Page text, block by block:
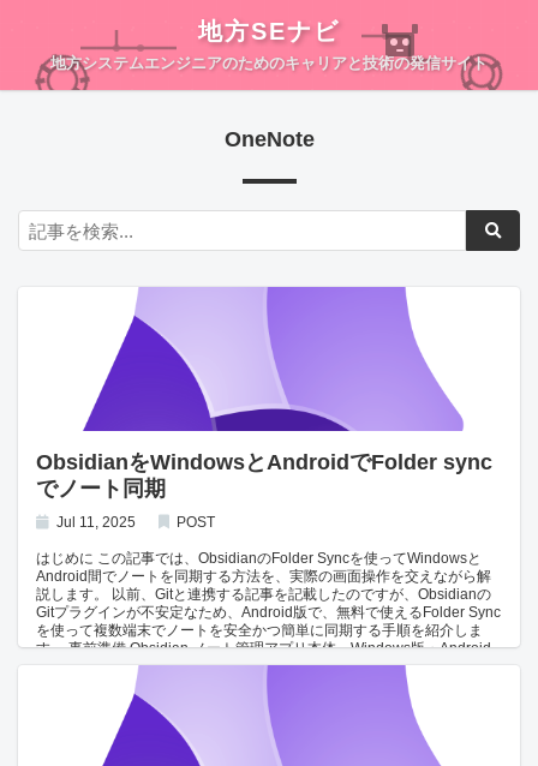
地方SEナビ
地方システムエンジニアのためのキャリアと技術の発信サイト
OneNote
ObsidianをWindowsとAndroidでFolder sync
でノート同期
Jul 11, 2025 POST
はじめに この記事では、ObsidianのFolder Syncを使ってWindowsと
Android間でノートを同期する方法を、実際の画面操作を交えながら解
説します。 以前、Gitと連携する記事を記載したのですが、Obsidianの
Gitプラグインが不安定なため、Android版で、無料で使えるFolder Sync
を使って複数端末でノートを安全かつ簡単に同期する手順を紹介しま
す。 事前準備 Obsidian ノート管理アプリ本体。Windows版・Android
版をそれぞれインストールしてください。 FolderSync（Androidのみ）
FolderSyncは指定したフォルダ間を同期するアプリです。
OneDrive（WindowsとAndroidの両方にインストール: Google Driveで
も可) ノートを同期する際に必要になります。 Android版のObsidianの
設定ファイルの保存先を変更 AndroidとWindowsのObsidianの設定ファ
イルがバッティングしないように設定ファイル名を変更します。